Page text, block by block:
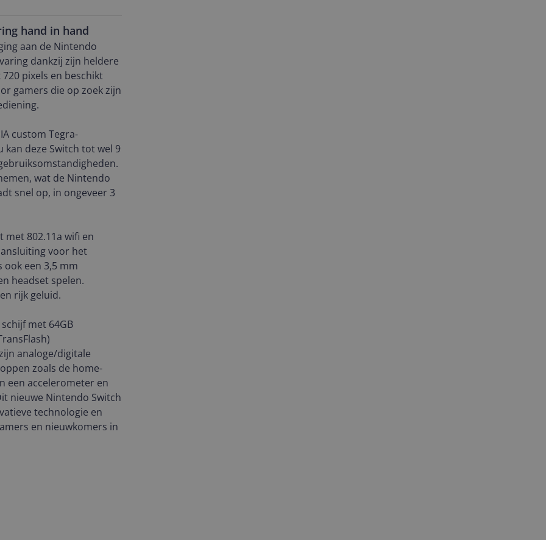
hand in hand
aan de Nintendo
dankzij zijn heldere
pixels en beschikt
gamers die op zoek zijn
custom Tegra-
deze Switch tot wel 9
wat de Nintendo
snel op, in ongeveer 3
met 802.11a wifi en
voor het
ook een 3,5 mm
headset spelen.
rijk geluid.
met 64GB
analoge/digitale
zoals de home-
een accelerometer en
nieuwe Nintendo Switch
technologie en
en nieuwkomers in